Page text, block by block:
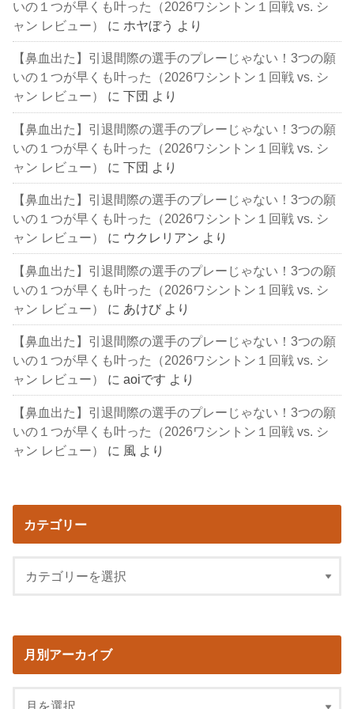
いの１つが早くも叶った（2026ワシントン１回戦 vs. シ
ャン レビュー）
に ホヤぼう より
【鼻血出た】引退間際の選手のプレーじゃない！3つの願
いの１つが早くも叶った（2026ワシントン１回戦 vs. シ
ャン レビュー）
に下団 より
【鼻血出た】引退間際の選手のプレーじゃない！3つの願
いの１つが早くも叶った（2026ワシントン１回戦 vs. シ
ャン レビュー）
に下団 より
【鼻血出た】引退間際の選手のプレーじゃない！3つの願
いの１つが早くも叶った（2026ワシントン１回戦 vs. シ
ャン レビュー）
に ウクレリアン より
【鼻血出た】引退間際の選手のプレーじゃない！3つの願
いの１つが早くも叶った（2026ワシントン１回戦 vs. シ
ャン レビュー）
に あけび より
【鼻血出た】引退間際の選手のプレーじゃない！3つの願
いの１つが早くも叶った（2026ワシントン１回戦 vs. シ
ャン レビュー）
にaoiです より
【鼻血出た】引退間際の選手のプレーじゃない！3つの願
いの１つが早くも叶った（2026ワシントン１回戦 vs. シ
ャン レビュー）
に 風 より
カテゴリー
月別アーカイブ